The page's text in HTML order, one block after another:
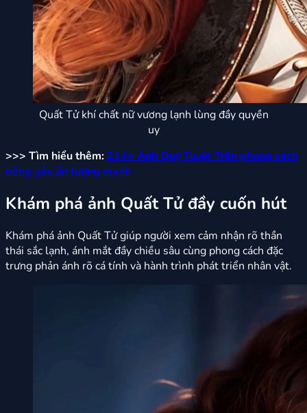
Quất Tử khí chất nữ vương lạnh lùng đầy quyền
uy
>>> Tìm hiểu thêm: 214+ Ảnh Quý Tuyệt Trần phong cách
riêng gây ấn tượng mạnh
Khám phá ảnh Quất Tử đầy cuốn hút
Khám phá ảnh Quất Tử giúp người xem cảm nhận rõ thần
thái sắc lạnh, ánh mắt đầy chiều sâu cùng phong cách đặc
trưng phản ánh rõ cá tính và hành trình phát triển nhân vật.